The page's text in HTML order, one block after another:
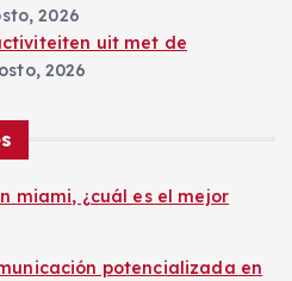
2026
uit met de
2026
miami, ¿cuál es el mejor
potencializada en